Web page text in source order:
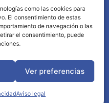
como las cookies para
El consentimiento de estas
de navegación o las
el consentimiento, puede
Ver preferencias
Aviso legal
derechos